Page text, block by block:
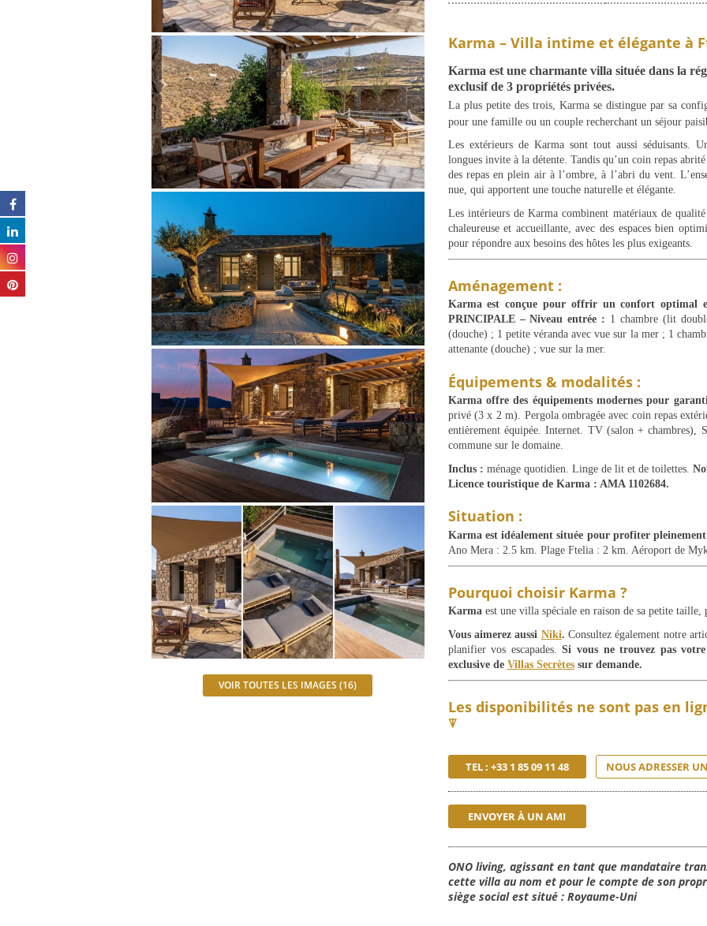
VOIR TOUTES LES IMAGES (16)
Karma – Villa intime et élégante à
Karma est une charmante villa située dans la
exclusif de 3 propriétés privées.
La plus petite des trois, Karma se distingue par sa
pour une famille ou un couple recherchant un séjour
Les extérieurs de Karma sont tout aussi séduisants.
longues invite à la détente. Tandis qu’un coin repas
des repas en plein air à l’ombre, à l’abri du vent.
nue, qui apportent une touche naturelle et élégante.
Les intérieurs de Karma combinent matériaux de
chaleureuse et accueillante, avec des espaces bien
pour répondre aux besoins des hôtes les plus exigeants.
Aménagement :
Karma est conçue pour offrir un confort optimal
PRINCIPALE – Niveau entrée : 1 chambre (lit
(douche) ; 1 petite véranda avec vue sur la mer ; 1
attenante (douche) ; vue sur la mer.
Équipements & modalités :
Karma offre des équipements modernes pour
privé (3 x 2 m). Pergola ombragée avec coin repas
entièrement équipée. Internet. TV (salon + chambres),
commune sur le domaine.
Inclus : ménage quotidien. Linge de lit et de toilettes.
Licence touristique de Karma : AMA 1102684.
Situation :
Karma est idéalement située pour profiter
Ano Mera : 2.5 km. Plage Ftelia : 2 km. Aéroport de
Pourquoi choisir Karma ?
Karmaest une villa spéciale en raison de sa petite
Vous aimerez aussi Niki.Consultez également notre
planifier vos escapades.Si vous ne trouvez pas
exclusive de Villas Secrètessur demande.
Les disponibilités ne sont pas en
⍒
TEL : +33 1 85 09 11 48 NOUS ADRESSER
ENVOYER À UN AMI
ONO living, agissant en tant que mandataire
cette villa au nom et pour le compte de son
siège social est situé : Royaume-Uni